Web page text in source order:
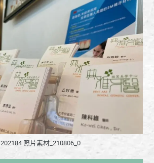
202184 照片素材_210806_0